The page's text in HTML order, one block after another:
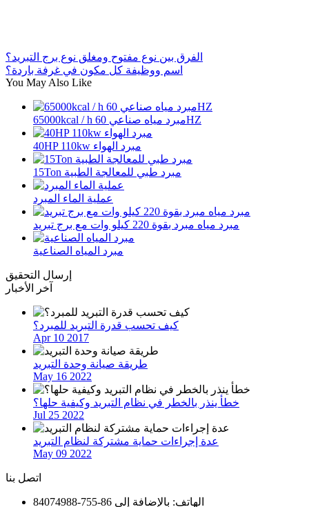
الفرق بين نوع مفتوح ومغلق نوع برج التبريد؟
اسم ووظيفة كل مكون في غرفة باردة؟
You May Also Like
65000kcal / h مبرد مياه صناعي 60HZ
40HP 110kw مبرد الهواء
15Ton مبرد طبي للمعالجة الطبية
عملية الماء المبرد
مبرد مياه مبرد بقوة 220 كيلو وات مع برج تبريد
مبرد المياه الصناعية
إرسال التحقيق
آخر الأخبار
كيف تحسب قدرة التبريد للمبرد؟
Apr 10 2017
طريقة صيانة وحدة التبريد
May 16 2022
خطأ ينذر بالخطر في نظام التبريد وكيفية حلها؟
Jul 25 2022
عدة إجراءات حماية مشتركة لنظام التبريد
May 09 2022
اتصل بنا
الهاتف: بالإضافة إلى 86-755-84074988